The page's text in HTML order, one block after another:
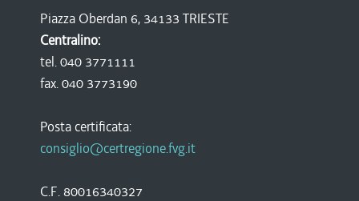
Piazza Oberdan 6, 34133 TRIESTE
Centralino:
tel. 040 3771111
fax. 040 3773190
Posta certificata:
consiglio@certregione.fvg.it
C.F. 80016340327